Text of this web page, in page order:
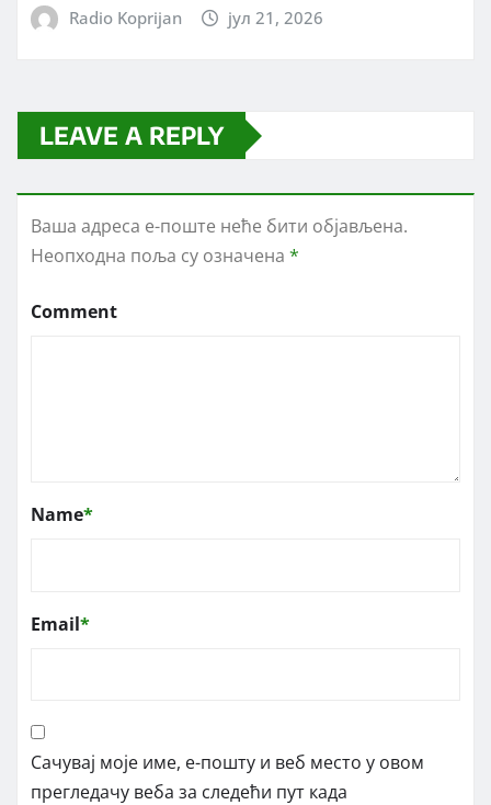
Radio Koprijan јул 21, 2026
LEAVE A REPLY
Ваша адреса е-поште неће бити објављена.
Неопходна поља су означена *
Comment
Name*
Email*
Сачувај моје име, е-пошту и веб место у овом
прегледачу веба за следећи пут када